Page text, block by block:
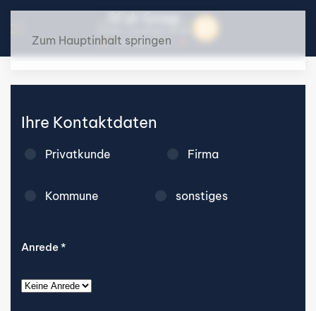
Zum Hauptinhalt springen
Ihre Kontaktdaten
Privatkunde Firma
Kommune sonstiges
Anrede*